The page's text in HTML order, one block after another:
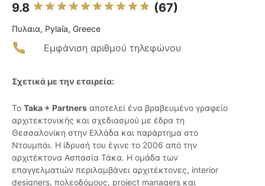
9.8 (67)
Πυλαια, Pylaía, Greece
Εμφάνιση αριθμού τηλεφώνου
Σχετικά με την εταιρεία:
Το Taka + Partners αποτελεί ένα βραβευμένο γραφείο
αρχιτεκτονικής και σχεδιασμού με έδρα τη
Θεσσαλονίκη στην Ελλάδα και παράρτημα στο
Ντουμπάι. Η ίδρυσή του έγινε το 2006 από την
αρχιτέκτονα Ασπασία Τάκα. Η ομάδα των
επαγγελματιών περιλαμβάνει αρχιτέκτονες, interior
designers, πολεοδόμους, project managers και